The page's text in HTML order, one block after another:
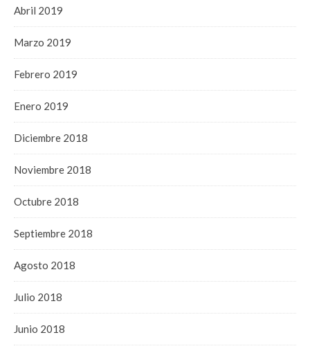
Abril 2019
Marzo 2019
Febrero 2019
Enero 2019
Diciembre 2018
Noviembre 2018
Octubre 2018
Septiembre 2018
Agosto 2018
Julio 2018
Junio 2018